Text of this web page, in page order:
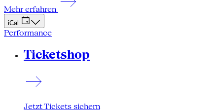
Mehr erfahren
iCal
Performance
Ticketshop
Jetzt Tickets sichern